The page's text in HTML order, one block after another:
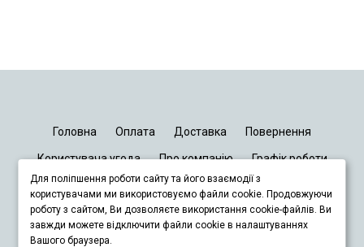
Головна Оплата Доставка Повернення
Користувача угода Про компанію Графік роботи
Київ Дніпро Запоріжжя Львів
+380678833929
Для поліпшення роботи сайту та його взаємодії з
користувачами ми використовуємо файли cookie. Продовжуючи
роботу з сайтом, Ви дозволяєте використання cookie-файлів. Ви
завжди можете відключити файли cookie в налаштуваннях
Вашого браузера.